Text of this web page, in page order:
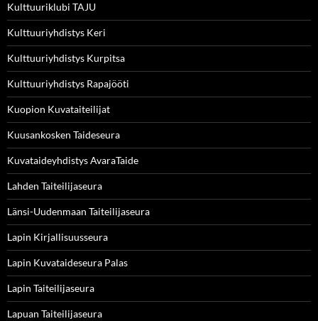
Kulttuuriklubi TAJU
Kulttuuriyhdistys Keri
Kulttuuriyhdistys Kurpitsa
Kulttuuriyhdistys Rapajööti
Kuopion Kuvataiteilijat
Kuusankosken Taideseura
Kuvataideyhdistys AvaraTaide
Lahden Taiteilijaseura
Länsi-Uudenmaan Taiteilijaseura
Lapin Kirjallisuusseura
Lapin Kuvataideseura Palas
Lapin Taiteilijaseura
Lapuan Taiteilijaseura